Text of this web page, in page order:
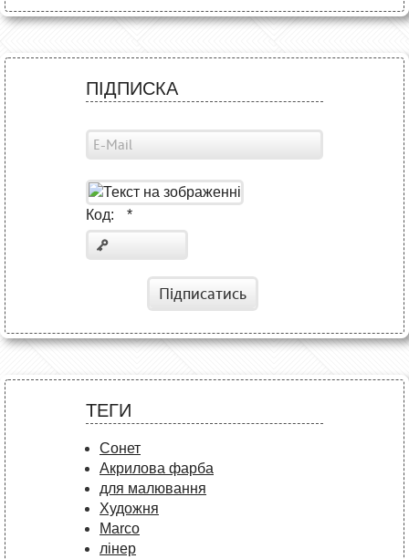
ПІДПИСКА
Код: *
Підписатись
ТЕГИ
Сонет
Акрилова фарба
для малювання
Художня
Marco
лінер